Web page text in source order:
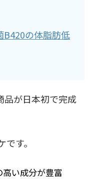
B420の体脂肪低
品が日本初で完成
す。
い成分が豊富